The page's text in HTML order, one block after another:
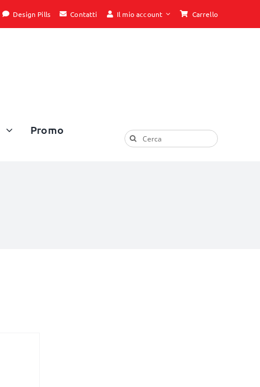
Design Pills Contatti Il mio account Carrello
Promo
Cerca